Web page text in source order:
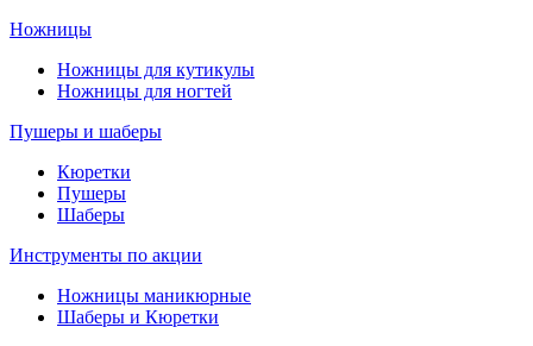
Ножницы
Ножницы для кутикулы
Ножницы для ногтей
Пушеры и шаберы
Кюретки
Пушеры
Шаберы
Инструменты по акции
Ножницы маникюрные
Шаберы и Кюретки